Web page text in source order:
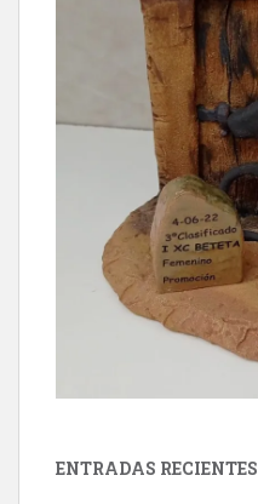
ENTRADAS RECIENTES